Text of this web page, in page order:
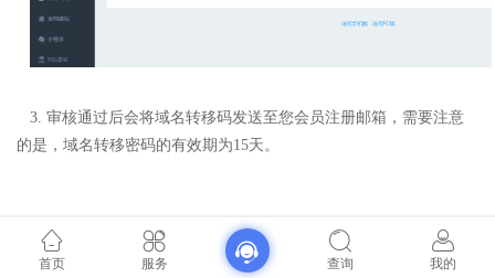
3 审核通过后会将域名转移码发送至您会员注册邮箱，需要注意
的是，域名转移密码的有效期为15天。
首页 服务 查询 我的